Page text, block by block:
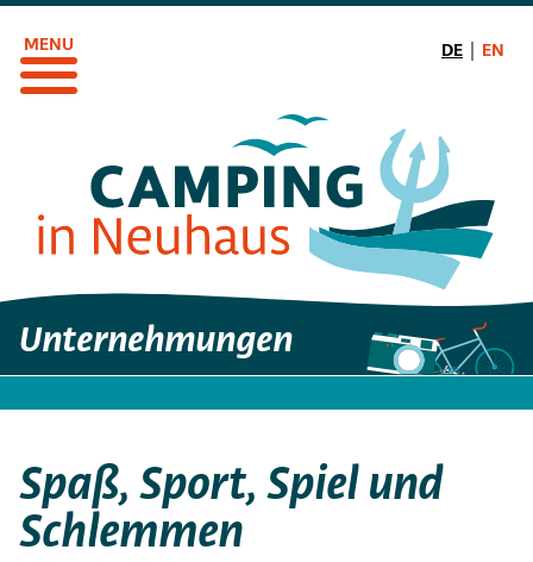
Direkt
zum
Inhalt
DE EN
Unternehmungen
Spaß, Sport, Spiel und
Schlemmen